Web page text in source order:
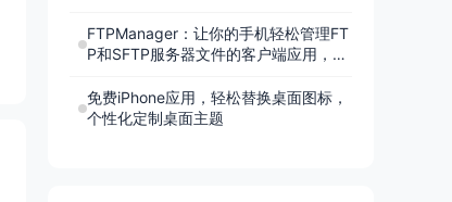
FTPManager：让你的手机轻松管理FT
P和SFTP服务器文件的客户端应用，随
免费iPhone应用，轻松替换桌面图标，
个性化定制桌面主题